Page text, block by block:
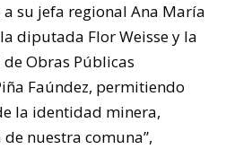
a su jefa regional Ana María
diputada Flor Weisse y la
Obras Públicas
Faúndez, permitiendo
la identidad minera,
nuestra comuna”,